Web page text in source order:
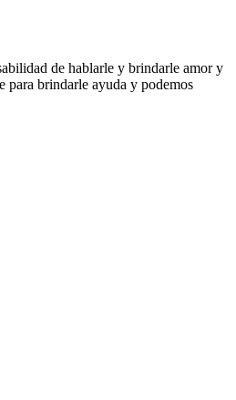
de hablarle y brindarle amor y
para brindarle ayuda y podemos